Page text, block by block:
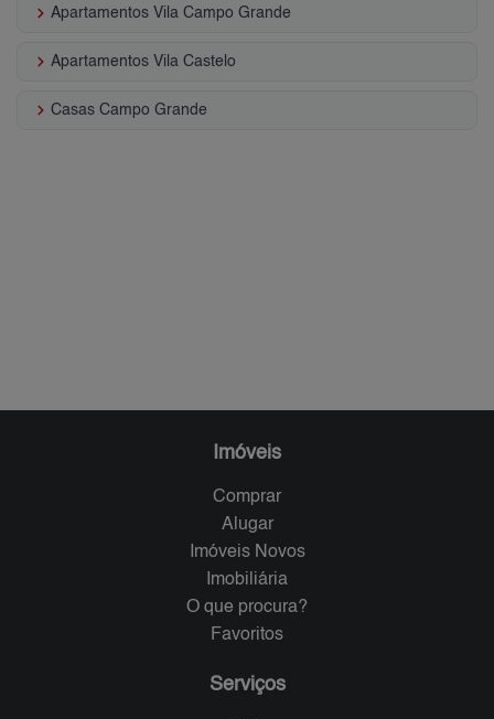
keyboard_arrow_right Apartamentos Vila Campo Grande
keyboard_arrow_right Apartamentos Vila Castelo
keyboard_arrow_right Casas Campo Grande
Imóveis
Comprar
Alugar
Imóveis Novos
Imobiliária
O que procura?
Favoritos
Serviços